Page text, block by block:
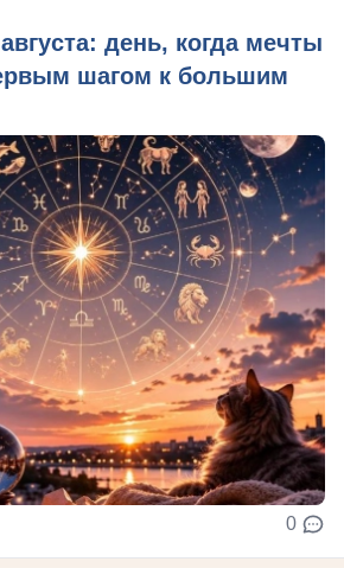
день, когда мечты
шагом к большим
0